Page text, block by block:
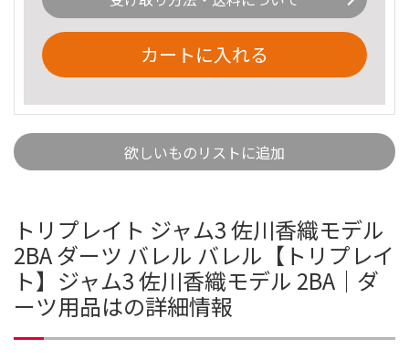
カートに入れる
欲しいものリストに追加
トリプレイト ジャム3 佐川香織モデル
2BA ダーツ バレル バレル【トリプレイ
ト】ジャム3 佐川香織モデル 2BA｜ダ
ーツ用品はの詳細情報